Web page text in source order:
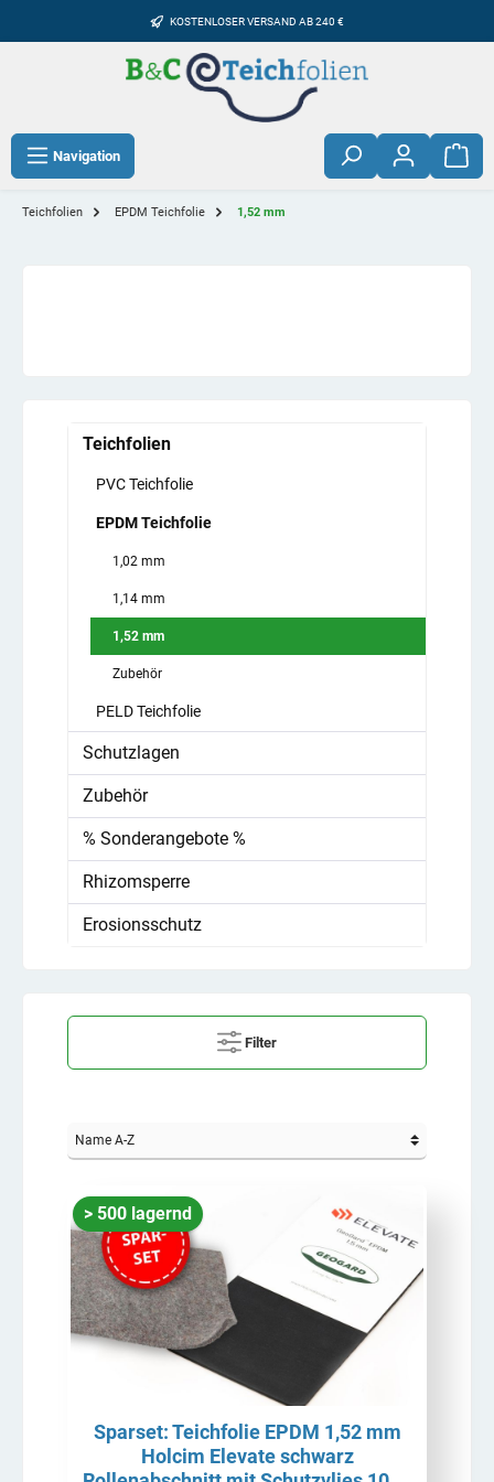
KOSTENLOSER VERSAND AB 240 €
Navigation
Teichfolien EPDM Teichfolie 1,52 mm
Teichfolien
PVC Teichfolie
EPDM Teichfolie
1,02 mm
1,14 mm
1,52 mm
Zubehör
PELD Teichfolie
Schutzlagen
Zubehör
% Sonderangebote %
Rhizomsperre
Erosionsschutz
Filter
> 500 lagernd
Sparset: Teichfolie EPDM 1,52 mm
Holcim Elevate schwarz